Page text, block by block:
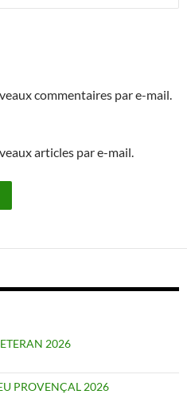
commentaires par e-mail.
articles par e-mail.
2026
PROVENÇAL 2026